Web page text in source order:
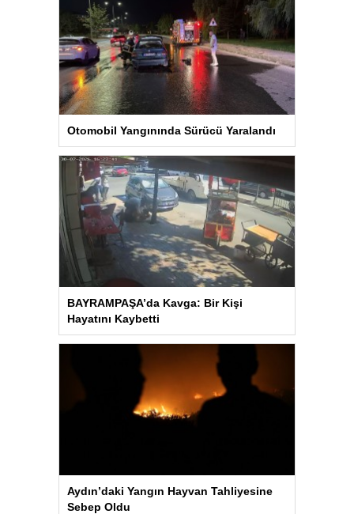
Otomobil Yangınında Sürücü Yaralandı
BAYRAMPAŞA’da Kavga: Bir Kişi
Hayatını Kaybetti
Aydın’daki Yangın Hayvan Tahliyesine
Sebep Oldu